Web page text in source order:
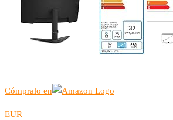
Cómpralo en
EUR